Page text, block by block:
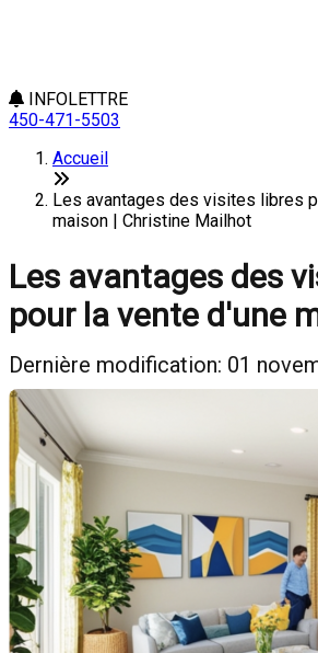
INFOLETTRE
450-471-5503
Accueil
Les avantages des visites libres
maison | Christine Mailhot
Les avantages des
pour la vente d'une
Dernière modification: 01